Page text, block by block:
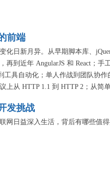
前端
化日新月异。从早期脚本库、
再到近年 AngularJS 和 React；手
工具自动化；单人作战到团队协作
上从 HTTP 1.1 到 HTTP 2；从简
索与实践。
发挑战
网日益深入生活，背后有哪些值